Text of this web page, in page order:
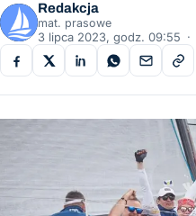
Redakcja
mat. prasowe
3 lipca 2023, godz. 09:55 ·